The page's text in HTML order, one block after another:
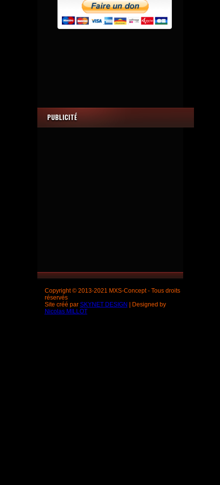
PUBLICITÉ
Copyright © 2013-2021 MXS-Concept - Tous droits
réservés
Site créé par SKYNET DESIGN
| Designed by
Nicolas MILLOT